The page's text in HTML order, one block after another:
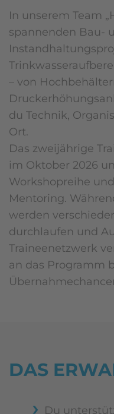
In unserem Team
spannenden Bau-
– von
du Technik,
Ort.
Das zweijährige
im Oktober 2026
Workshopreihe
Mentoring.
werden
durchlaufen und
Traineenetzwerk
an das Programm
DAS
Du